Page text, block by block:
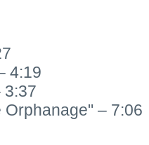
4:19
3:37
Orphanage" – 7:06